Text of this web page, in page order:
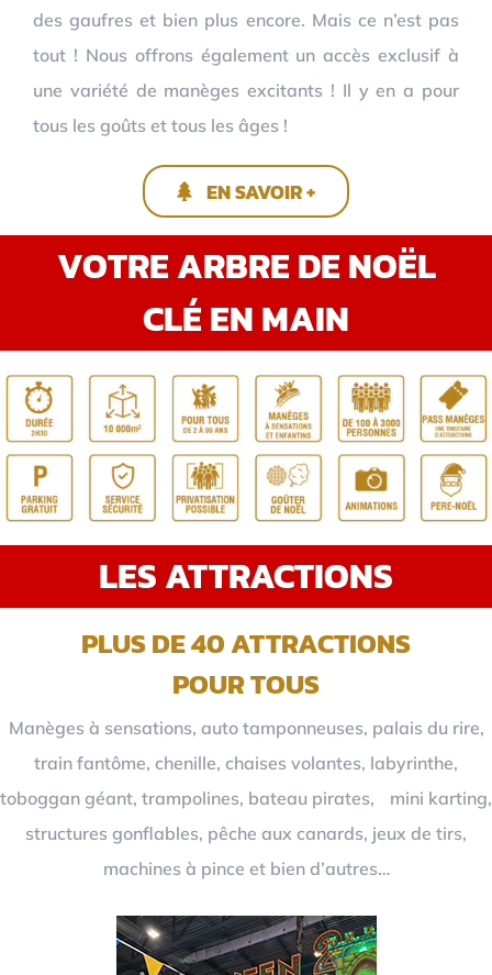
des gaufres et bien plus encore. Mais ce n’est pas
tout ! Nous offrons également un accès exclusif à
une variété de manèges excitants ! Il y en a pour
tous les goûts et tous les âges !
EN SAVOIR +
VOTRE ARBRE DE NOËL
CLÉ EN MAIN
LES ATTRACTIONS
PLUS DE 40 ATTRACTIONS
POUR TOUS
Manèges à sensations, auto tamponneuses, palais du rire,
train fantôme, chenille, chaises volantes, labyrinthe,
toboggan géant, trampolines, bateau pirates, mini karting,
structures gonflables, pêche aux canards, jeux de tirs,
machines à pince et bien d’autres…